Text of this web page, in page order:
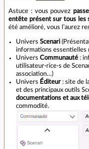
Astuce : vous pouvez
entête présent sur tous les
été amélioré, vous l’aurez
Univers Scenari
informations essentielles
Univers Communauté :
utilisateur⋅rice⋅s de
association…)
Univers Éditeur: site de
et des principaux outils
documentations et aux
commodité.